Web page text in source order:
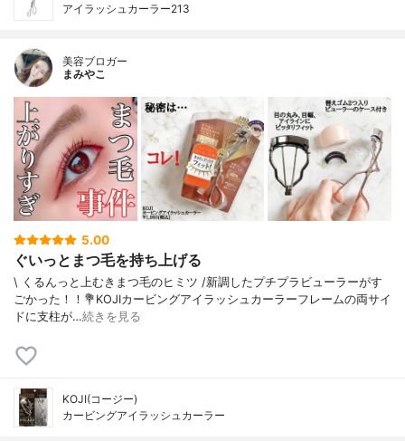
アイラッシュカーラー213
美容ブロガー
まみやこ
5.00
ぐいっとまつ毛を持ち上げる
\ くるんっと上むきまつ毛のヒミツ /⁡新調したプチプラビューラーがす
ごかった！！⁡⁡⁡💐KOJIカービングアイラッシュカーラー⁡⁡⁡フレームの両サイ
ドに支柱が…続きを見る
KOJI(コージー)
カービングアイラッシュカーラー